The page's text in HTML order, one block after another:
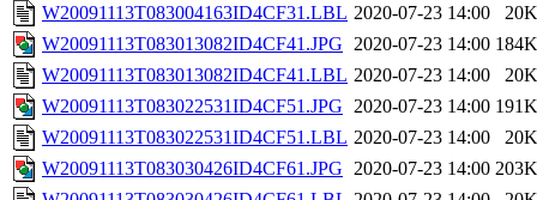
W20091113T083004163ID4CF31.LBL 2020-07-23 14:00
20K
W20091113T083013082ID4CF41.JPG 2020-07-23 14:00 184K
W20091113T083013082ID4CF41.LBL 2020-07-23 14:00
20K
W20091113T083022531ID4CF51.JPG 2020-07-23 14:00 191K
W20091113T083022531ID4CF51.LBL 2020-07-23 14:00
20K
W20091113T083030426ID4CF61.JPG 2020-07-23 14:00 203K